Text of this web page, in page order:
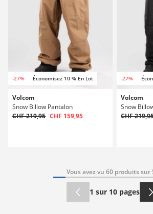
-27% Économisez 10 % En Lot
Volcom
Snow Billow Pantalon
CHF 219,95 CHF 159,95
-27%
Volcom
Snow
CHF
Vous avez vu 60 produits sur
1 sur 10 pages